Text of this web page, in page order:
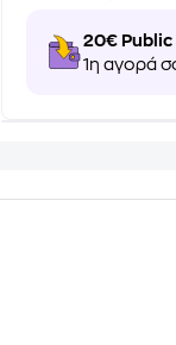
20€ Public
1η αγορά